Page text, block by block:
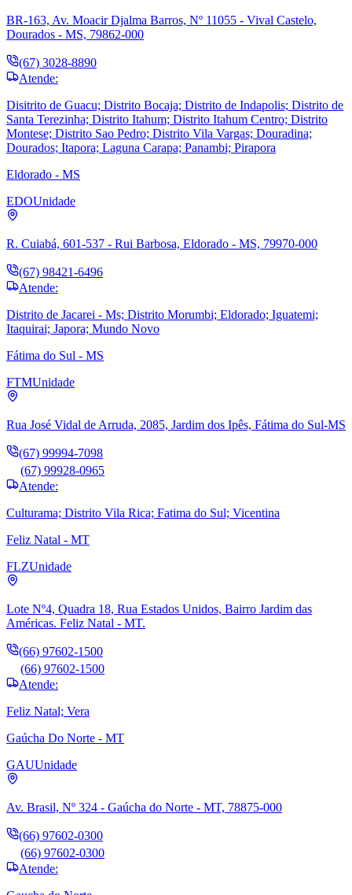
BR-163, Av. Moacir Djalma Barros, Nº 11055 - Vival Castelo,
Dourados - MS, 79862-000
(67) 3028-8890
Atende:
Disitrito de Guacu; Distrito Bocaja; Distrito de Indapolis; Distrito de
Santa Terezinha; Distrito Itahum; Distrito Itahum Centro; Distrito
Montese; Distrito Sao Pedro; Distrito Vila Vargas; Douradina;
Dourados; Itapora; Laguna Carapa; Panambi; Pirapora
Eldorado - MS
EDOUnidade
R. Cuiabá, 601-537 - Rui Barbosa, Eldorado - MS, 79970-000
(67) 98421-6496
Atende:
Distrito de Jacarei - Ms; Distrito Morumbi; Eldorado; Iguatemi;
Itaquirai; Japora; Mundo Novo
Fátima do Sul - MS
FTMUnidade
Rua José Vidal de Arruda, 2085, Jardim dos Ipês, Fátima do Sul-MS
(67) 99994-7098
(67) 99928-0965
Atende:
Culturama; Distrito Vila Rica; Fatima do Sul; Vicentina
Feliz Natal - MT
FLZUnidade
Lote Nº4, Quadra 18, Rua Estados Unidos, Bairro Jardim das
Américas. Feliz Natal - MT.
(66) 97602-1500
(66) 97602-1500
Atende:
Feliz Natal; Vera
Gaúcha Do Norte - MT
GAUUnidade
Av. Brasil, Nº 324 - Gaúcha do Norte - MT, 78875-000
(66) 97602-0300
(66) 97602-0300
Atende: